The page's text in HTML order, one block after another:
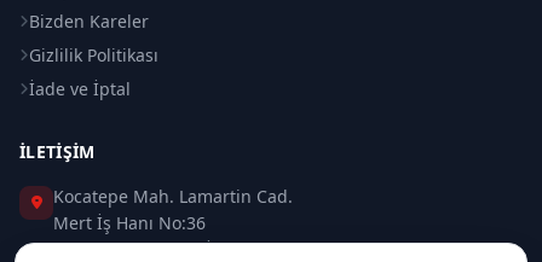
Bizden Kareler
Gizlilik Politikası
İade ve İptal
İLETIŞIM
Kocatepe Mah. Lamartin Cad.
Mert İş Hanı No:36
Taksim / Beyoğlu / İSTANBUL